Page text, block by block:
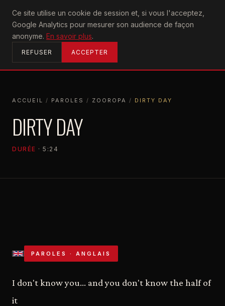
Ce site utilise un cookie de session et, si vous l'acceptez,
Google Analytics pour mesurer son audience de façon
anonyme. En savoir plus.
REFUSER ACCEPTER
U2achtung
ACCUEIL
ACCUEIL / PAROLES / ZOOROPA / DIRTY DAY
DIRTY DAY
DURÉE · 5:24
PAROLES · ANGLAIS
I don't know you... and you don't know the half of
it